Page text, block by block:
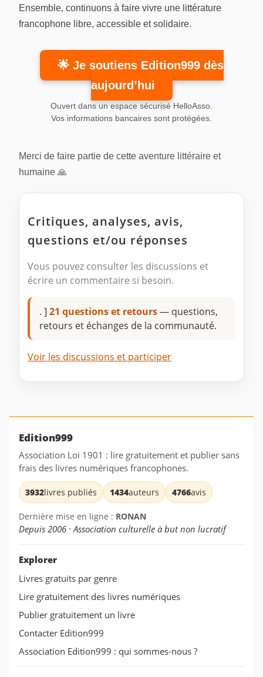
Ensemble, continuons à faire vivre une littérature
francophone libre, accessible et solidaire.
🌟 Je soutiens Edition999 dès
aujourd’hui
Ouvert dans un espace sécurisé HelloAsso.
Vos informations bancaires sont protégées.
Merci de faire partie de cette aventure littéraire et
humaine 🙏
Critiques, analyses, avis,
questions et/ou réponses
Vous pouvez consulter les discussions et
écrire un commentaire si besoin.
. ] 21 questions et retours— questions,
retours et échanges de la communauté.
Voir les discussions et participer
Edition999
Association Loi 1901 : lire gratuitement et publier sans
frais des livres numériques francophones.
3932livres publiés 1434auteurs 4766avis
Dernière mise en ligne : RONAN
Depuis 2006 · Association culturelle à but non lucratif
Explorer
Livres gratuits par genre
Lire gratuitement des livres numériques
Publier gratuitement un livre
Contacter Edition999
Association Edition999 : qui sommes-nous ?